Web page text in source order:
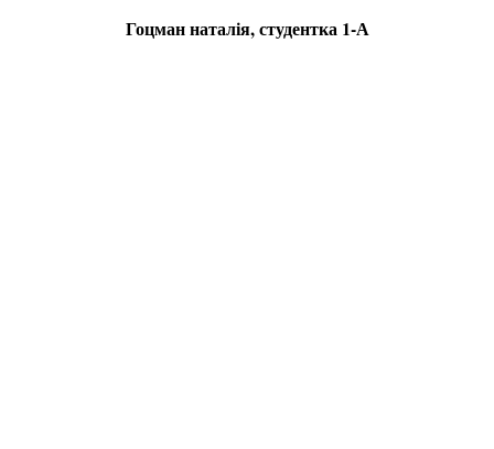
Гоцман наталія, студентка 1-А